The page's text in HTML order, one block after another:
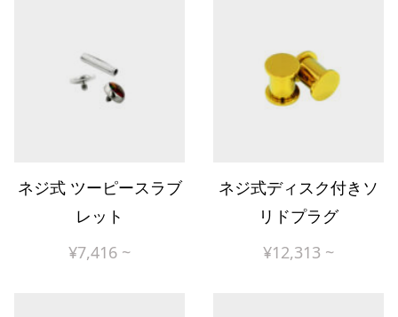
ネジ式 ツーピースラブ
レット
¥7,416 ~
ネジ式ディスク付きソ
リドプラグ
¥12,313 ~